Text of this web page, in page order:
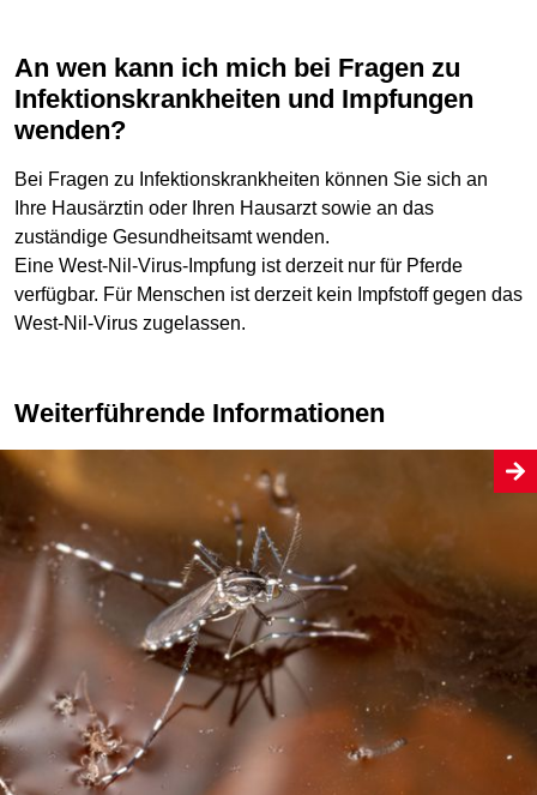
An wen kann ich mich bei Fragen zu
Infektionskrankheiten und Impfungen
wenden?
Bei Fragen zu Infektionskrankheiten können Sie sich an
Ihre Hausärztin oder Ihren Hausarzt sowie an das
zuständige Gesundheitsamt wenden.
Eine West-Nil-Virus-Impfung ist derzeit nur für Pferde
verfügbar. Für Menschen ist derzeit kein Impfstoff gegen das
West-Nil-Virus zugelassen.
Weiterführende Informationen